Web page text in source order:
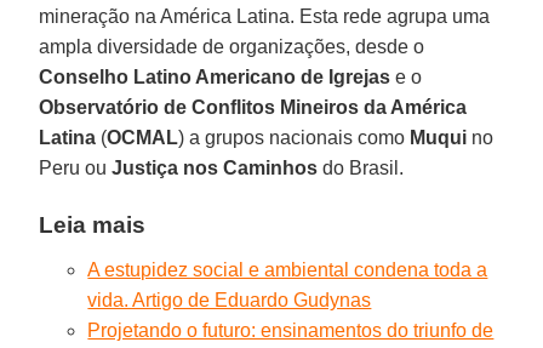
mineração na América Latina. Esta rede agrupa uma
ampla diversidade de organizações, desde o
Conselho Latino Americano de Igrejas e o
Observatório de Conflitos Mineiros da América
Latina (OCMAL) a grupos nacionais como Muqui no
Peru ouJustiça nos Caminhos do Brasil.
Leia mais
A estupidez social e ambiental condena toda a
vida. Artigo de Eduardo Gudynas
Projetando o futuro: ensinamentos do triunfo de